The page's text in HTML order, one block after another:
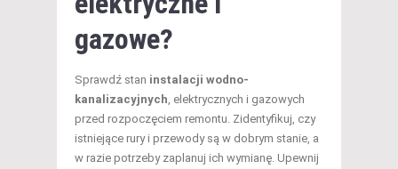
gazowe?
Sprawdź stan instalacji wodno-
kanalizacyjnych , elektrycznych i gazowych
przed rozpoczęciem remontu. Zidentyfikuj, czy
istniejące rury i przewody są w dobrym stanie, a
w razie potrzeby zaplanuj ich wymianę. Upewnij